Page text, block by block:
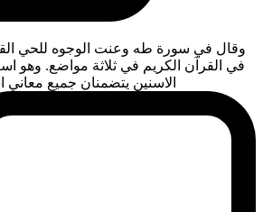
وقال في سورة طه وعنت الوجوه للحي
في القرآن الكريم في ثلاثة مواضع. وهو
الاسنين يتضمنان جميع معاني